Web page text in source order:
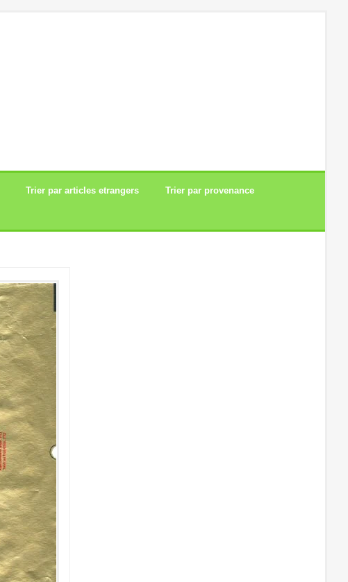
Trier par articles etrangers Trier par provenance